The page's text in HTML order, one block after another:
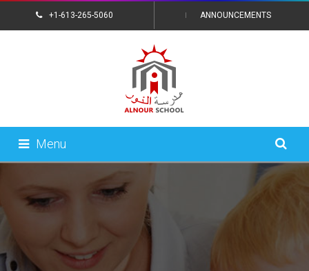
+1-613-265-5060 ANNOUNCEMENTS
Menu